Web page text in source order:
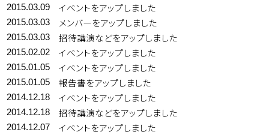
2015.03.09 イベントをアップしました
2015.03.03 メンバーをアップしました
2015.03.03 招待講演などをアップしました
2015.02.02 イベントをアップしました
2015.01.05 イベントをアップしました
2015.01.05 報告書をアップしました
2014.12.18 イベントをアップしました
2014.12.18 招待講演などをアップしました
2014.12.07 イベントをアップしました